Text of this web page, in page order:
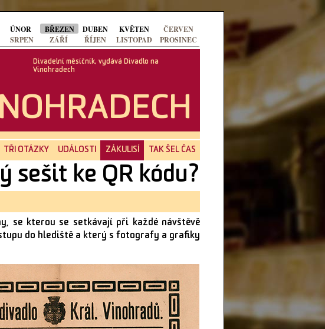
ÚNOR BŘEZEN DUBEN KVĚTEN
ČERVEN
ZÁŘÍ
ŘÍJEN
SRPEN LISTOPAD PROSINEC
Divadelní měsíčník, vydává Divadlo na
Vinohradech
TŘI OTÁZKY UDÁLOSTI ZÁKULISÍ TAK ŠEL ČAS
se kterou se setkávají při každé návštěvě
do hlediště a který s fotografy a grafiky
sešit ke QR kódu?